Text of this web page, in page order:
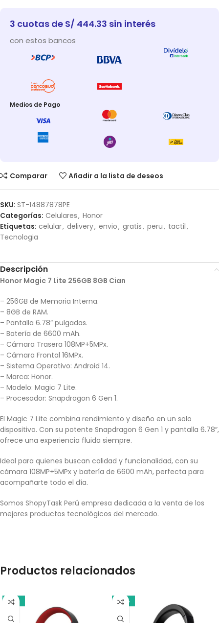
3 cuotas de S/ 444.33 sin interés
con estos bancos
Medios de Pago
Comparar Añadir a la lista de deseos
SKU: ST-14887878PE
Categorías: Celulares, Honor
Etiquetas: celular, delivery, envio, gratis, peru, tactil,
Tecnologia
Descripción
Honor Magic 7 Lite 256GB 8GB Cian
– 256GB de Memoria Interna.
– 8GB de RAM.
– Pantalla 6.78″ pulgadas.
– Batería de 6600 mAh.
– Cámara Trasera 108MP+5MPx.
– Cámara Frontal 16MPx.
– Sistema Operativo: Android 14.
– Marca: Honor.
– Modelo: Magic 7 Lite.
– Procesador: Snapdragon 6 Gen 1.
El Magic 7 Lite combina rendimiento y diseño en un solo
dispositivo. Con su potente Snapdragon 6 Gen 1 y pantalla 6.78″,
ofrece una experiencia fluida siempre.
Ideal para quienes buscan calidad y funcionalidad, con su
cámara 108MP+5MPx y batería de 6600 mAh, perfecta para
acompañarte todo el día.
Somos ShopyTask Perú empresa dedicada a la venta de los
mejores productos tecnológicos del mercado.
Productos relacionados
-18% -14%